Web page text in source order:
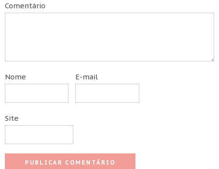
Comentário
Nome E-mail
Site